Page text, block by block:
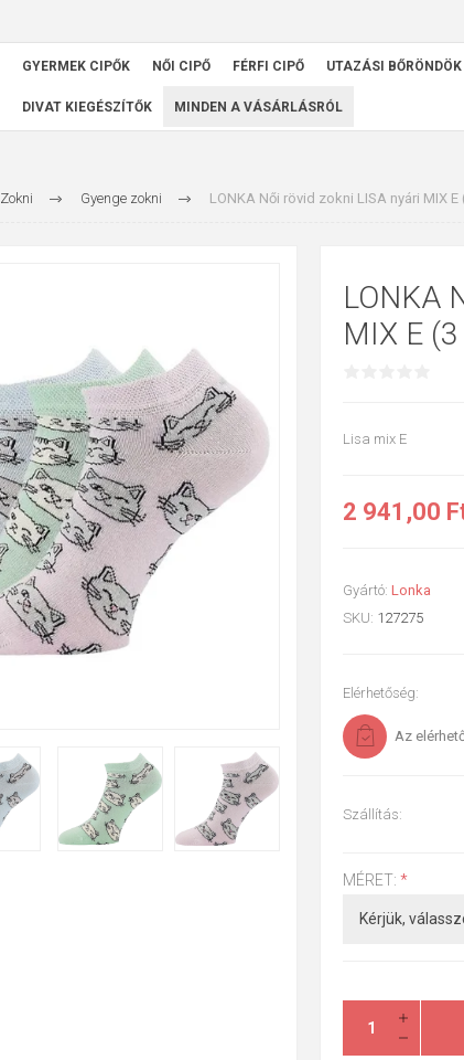
GYERMEK CIPŐK NŐI CIPŐ FÉRFI CIPŐ UTAZÁSI BŐRÖNDÖK
DIVAT KIEGÉSZÍTŐK MINDEN A VÁSÁRLÁSRÓL
Zokni Gyenge zokni LONKA Női rövid zokni LISA nyári MIX E
LONKA
MIX E (3
Lisa mix E
2 941,00
Gyártó: Lonka
SKU: 127275
Elérhetőség:
Az
Szállítás:
MÉRET: *